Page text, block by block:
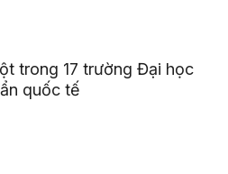
trong 17 trường Đại học
quốc tế